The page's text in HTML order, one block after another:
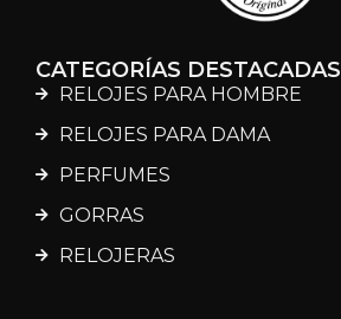
CATEGORÍAS DESTACADAS
RELOJES PARA HOMBRE
RELOJES PARA DAMA
PERFUMES
GORRAS
RELOJERAS